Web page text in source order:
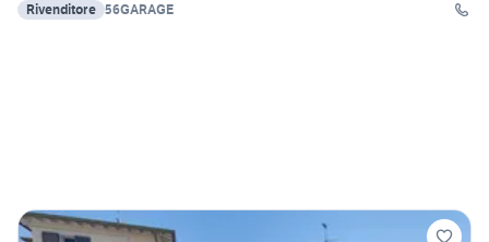
Rivenditore 56GARAGE